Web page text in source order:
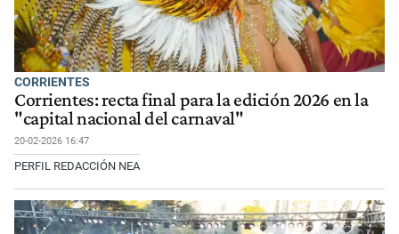
CORRIENTES
Corrientes: recta final para la edición 2026 en la
"capital nacional del carnaval"
20-02-2026 16:47
PERFIL REDACCIÓN NEA